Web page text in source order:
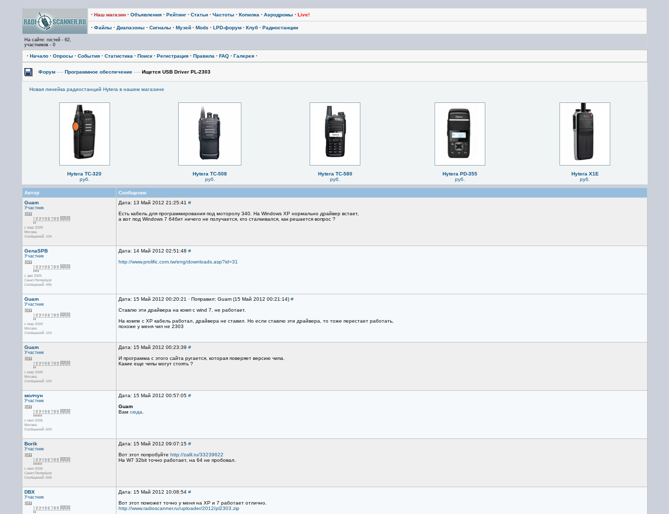
· Наш магазин· Объявления· Рейтинг· Статьи· Частоты · Копилка · Аэродромы · Live!
· Файлы · Диапазоны · Сигналы · Музей· Mods · LPD-форум· Клуб· Радиостанции
На сайте: гостей - 62,
участников - 0
· Начало· Опросы · События· Статистика · Поиск· Регистрация· Правила · FAQ· Галерея·
Форум —› Программное обеспечение —›Ищется USB Driver PL-2303
Новая линейка радиостанций Hytera в нашем магазине
Hytera TC-320
руб.
Hytera TC-508
руб.
Hytera TC-580
руб.
Hytera PD-355
руб.
Hytera X1E
руб.
Автор
Сообщение
Guam
Участник
с мар 2009
Москва
Сообщений: 104
Дата: 13 Май 2012 21:25:41 #
Есть кабель для программирования под моторолу 340. На Windows XP нормально драйвер встает,
а вот под Windows 7 64бит ничего не получается, кто сталкивался, как решается вопрос ?
GenaSPB
Участник
с дек 2005
Санкт-Петербург
Сообщений: 495
Дата: 14 Май 2012 02:51:48 #
http://www.prolific.com.tw/eng/downloads.asp?id=31
Guam
Участник
с мар 2009
Москва
Сообщений: 104
Дата: 15 Май 2012 00:20:21 · Поправил: Guam (15 Май 2012 00:21:14) #
Ставлю эти драйвера на комп с wind 7, не работает.
На компе с ХР кабель работал, драйвера не ставил. Но если ставлю эти драйвера, то тоже перестает работать,
похоже у меня чип не 2303
Guam
Участник
с мар 2009
Москва
Сообщений: 104
Дата: 15 Май 2012 00:23:39 #
И программа с этого сайта ругается, которая поверяет версию чипа.
Какие еще чипы могут стоять ?
молчун
Участник
с июл 2005
Москва
Сообщений: 609
Дата: 15 Май 2012 00:57:05 #
Guam
Вам сюда
Borik
Участник
с июл 2005
Санкт-Петербург
Сообщений: 848
Дата: 15 Май 2012 09:07:15 #
Вот этот попробуйте http://zalil.ru/33239622
На W7 32bit точно работает, на 64 не пробовал.
DBX
Участник
Дата: 15 Май 2012 10:08:54 #
Вот этот поможет точно у меня на XP и 7 работает отлично.
http://www.radioscanner.ru/uploader/2012/pl2303.zip